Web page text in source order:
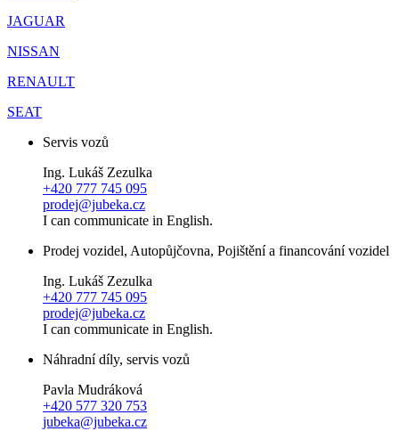
JAGUAR
NISSAN
RENAULT
SEAT
Servis vozů
Ing. Lukáš Zezulka
+420 777 745 095
prodej@jubeka.cz
I can communicate in English.
Prodej vozidel, Autopůjčovna, Pojištění a financování vozidel
Ing. Lukáš Zezulka
+420 777 745 095
prodej@jubeka.cz
I can communicate in English.
Náhradní díly, servis vozů
Pavla Mudráková
+420 577 320 753
jubeka@jubeka.cz